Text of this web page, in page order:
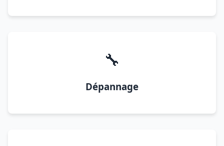
🔧
Dépannage